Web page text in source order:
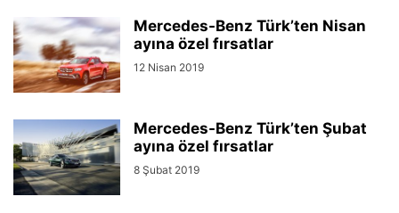
Mercedes-Benz Türk’ten Nisan
ayına özel fırsatlar
12 Nisan 2019
Mercedes-Benz Türk’ten Şubat
ayına özel fırsatlar
8 Şubat 2019